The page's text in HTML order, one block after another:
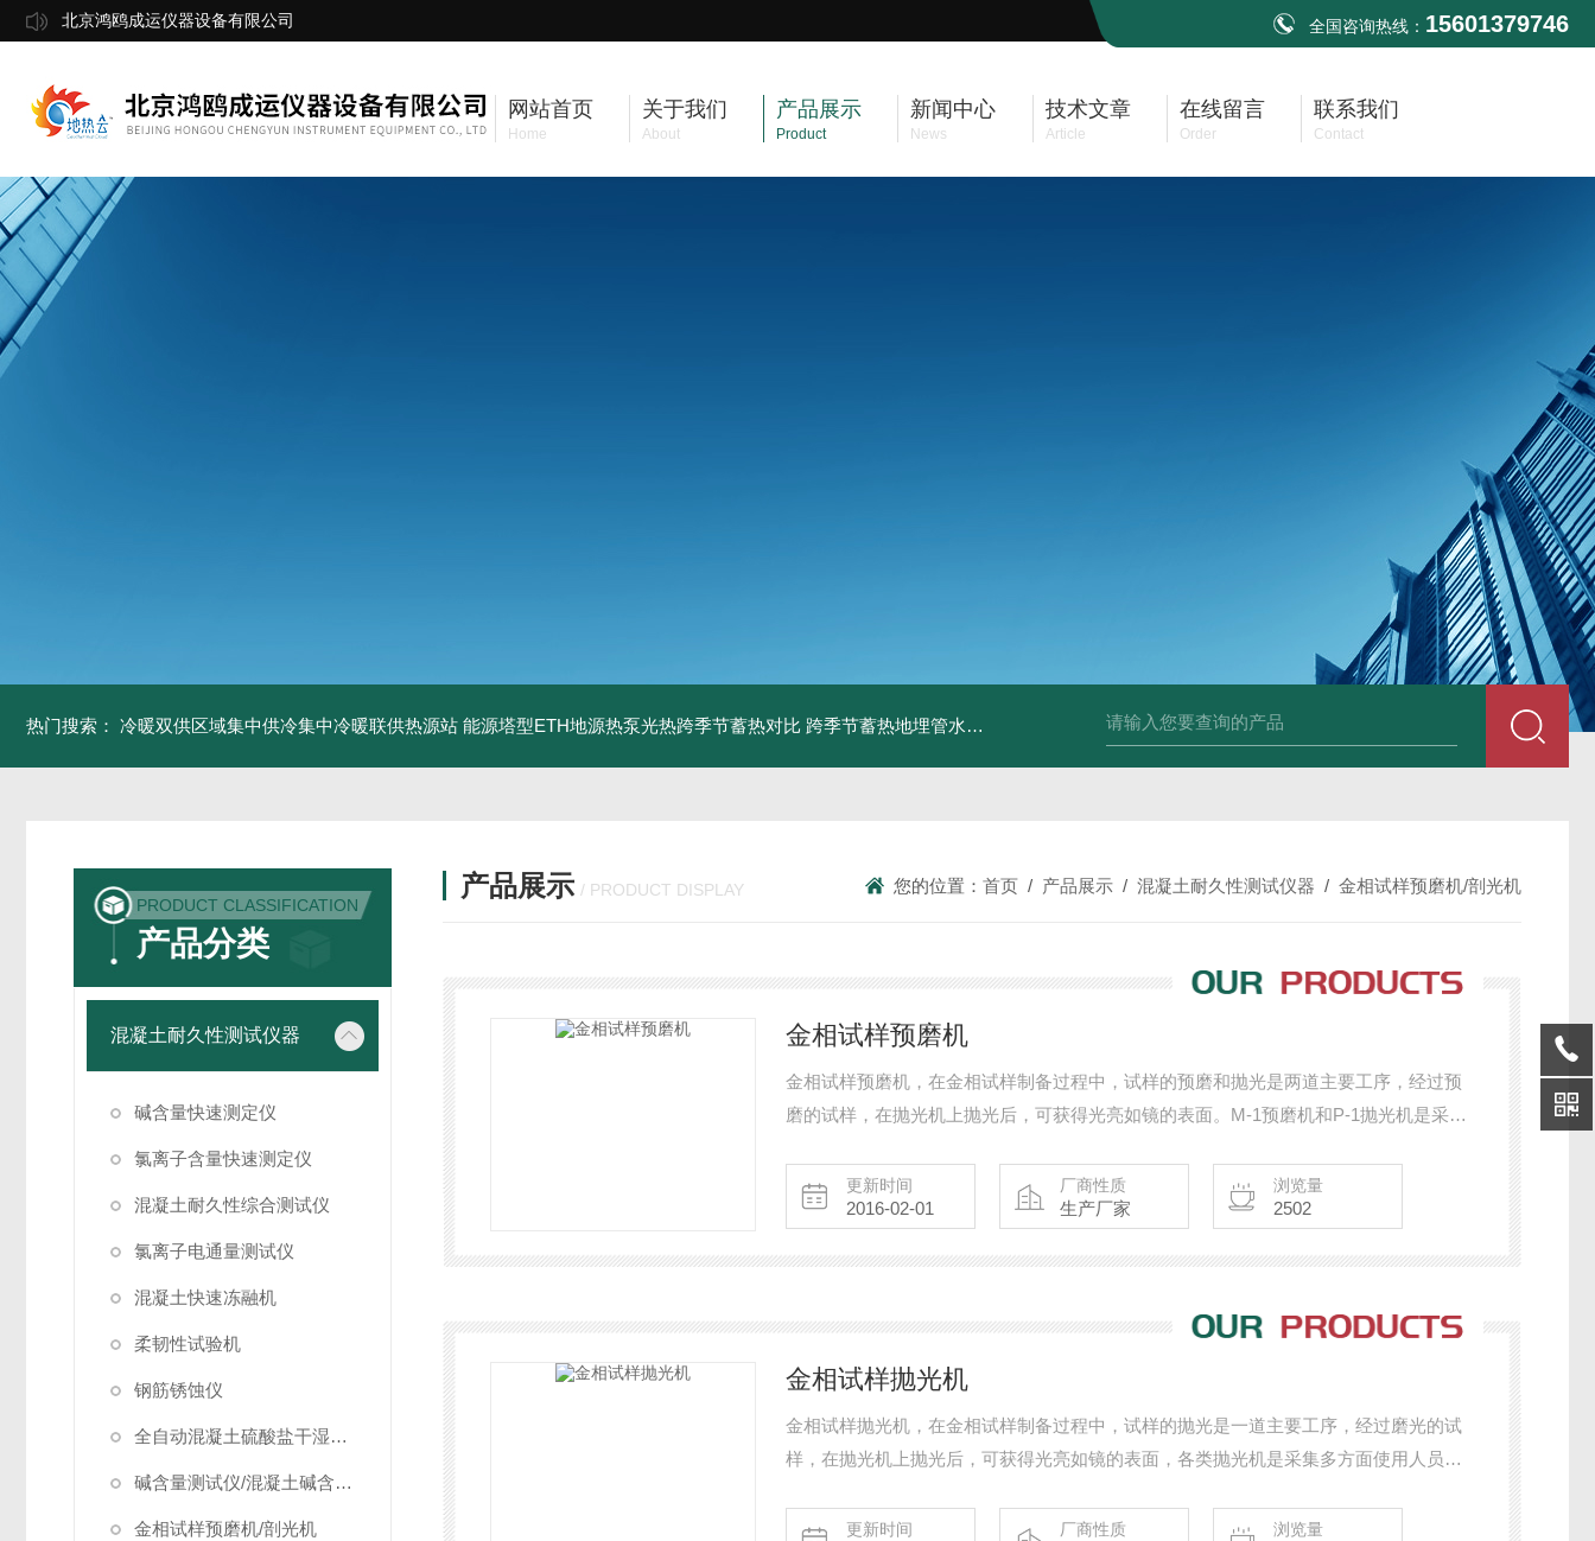
北京鸿鸥成运仪器设备有限公司 全国咨询热线： 15601379746
网站首页
Home
关于我们
About
产品展示
Product
新闻中心
News
技术文章
Article
在线留言
Order
联系我们
Contact
热门搜索： 冷暖双供区域集中供冷集中冷暖联供热源站 能源塔型ETH地源热泵光热跨季节蓄热对比 跨季节蓄热地埋管水池湖面储热技术研究对比 中深浅层地源热泵空调系统运行故障诊断修复 冷暖双
PRODUCT CLASSIFICATION
产品分类
混凝土耐久性测试仪器
碱含量快速测定仪
氯离子含量快速测定仪
混凝土耐久性综合测试仪
氯离子电通量测试仪
混凝土快速冻融机
柔韧性试验机
钢筋锈蚀仪
全自动混凝土硫酸盐干湿循环试验箱
碱含量测试仪/混凝土碱含量测试仪
金相试样预磨机/剖光机
产品展示 / PRODUCT DISPLAY 您的位置： 首页 / 产品展示 / 混凝土耐久性测试仪器 / 金相试样预磨机/剖光机
金相试样预磨机
金相试样预磨机，在金相试样制备过程中，试样的预磨和抛光是两道主要工序，经过预
磨的试样，在抛光机上抛光后，可获得光亮如镜的表面。M-1预磨机和P-1抛光机是采集
方便等优点，能适合多种材料的预磨、抛光要求，并配有供水系统，是试样预磨、抛光
的设备。
更新时间
2016-02-01
厂商性质
生产厂家
浏览量
2502
金相试样抛光机
金相试样抛光机，在金相试样制备过程中，试样的抛光是一道主要工序，经过磨光的试
样，在抛光机上抛光后，可获得光亮如镜的表面，各类抛光机是采集多方面使用人员的
等优点，可供单人或双人同时操作，能适合多种材料的抛光要求，是试样抛光的设备。
更新时间 厂商性质 浏览量